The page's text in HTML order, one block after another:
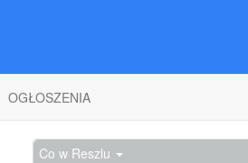
OGŁOSZENIA
Co w Reszlu